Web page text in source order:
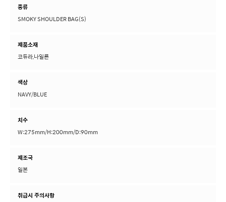
종류
SMOKY SHOULDER BAG(S)
제품소재
코듀라,나일론
색상
NAVY/BLUE
치수
W:275mm/H:200mm/D:90mm
제조국
일본
취급시 주의사항